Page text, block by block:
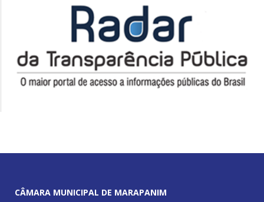
CÂMARA MUNICIPAL DE MARAPANIM